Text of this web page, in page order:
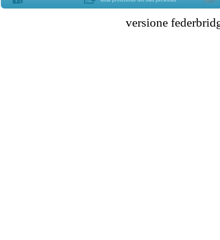
versione